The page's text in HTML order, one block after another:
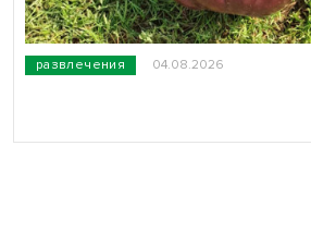
развлечения 04.08.2026